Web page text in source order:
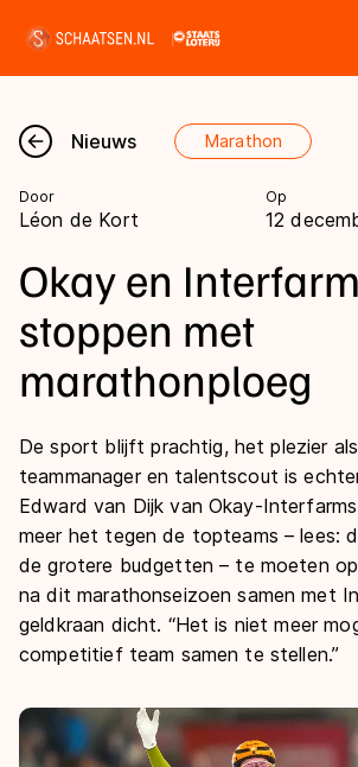
Nieuws
Kalender
Disciplines
Marathon
Langebaan
Shorttrack
Inlineskaten
Kunstschaatsen
Schoonrijden
Natuurijs
Uitslagen
Langebaan
Shorttrack
Marathon
Inlineskaten
Kunstschaatsen
Tijden & historie
Ranglijsten Langebaan
Persoonlijke records & tijden
Historie & statistiek
De weg op
Inschrijven wedstrijden
Algemene Nederlandse Schaatstijd
Waar kan ik schaatsen en skaten?
Schaatsfans
Alles voor jou als schaatsfan
Evenementen
Tickets
Olympische Spelen
Nieuws Marathon
Door
Léon de Kort
Op
12
Okay en
stoppen met
marathonploeg
De sport blijft prachtig, het plezier
teammanager en talentscout is
Edward van Dijk van Okay-
meer het tegen de topteams – lees:
de grotere budgetten – te moeten
na dit marathonseizoen samen met
geldkraan dicht. “Het is niet meer
competitief team samen te stellen.”